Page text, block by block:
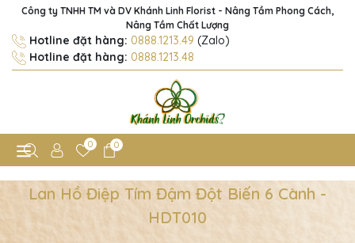
Công ty TNHH TM và DV Khánh Linh Florist - Nâng Tầm Phong Cách,
Nâng Tầm Chất Lượng
Hotline đặt hàng: 0888.1213.49 (Zalo)
Hotline đặt hàng: 0888.1213.48
0 0
Lan Hồ Điệp Tím Đậm Đột Biến 6 Cành -
HDT010